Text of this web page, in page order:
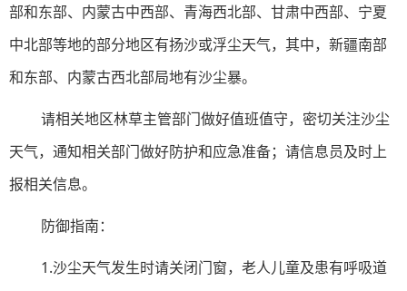
部和东部、内蒙古中西部、青海西北部、甘肃中西部、宁夏
中北部等地的部分地区有扬沙或浮尘天气，其中，新疆南部
和东部、内蒙古西北部局地有沙尘暴。
请相关地区林草主管部门做好值班值守，密切关注沙尘
天气，通知相关部门做好防护和应急准备；请信息员及时上
报相关信息。
防御指南：
1.沙尘天气发生时请关闭门窗，老人儿童及患有呼吸道